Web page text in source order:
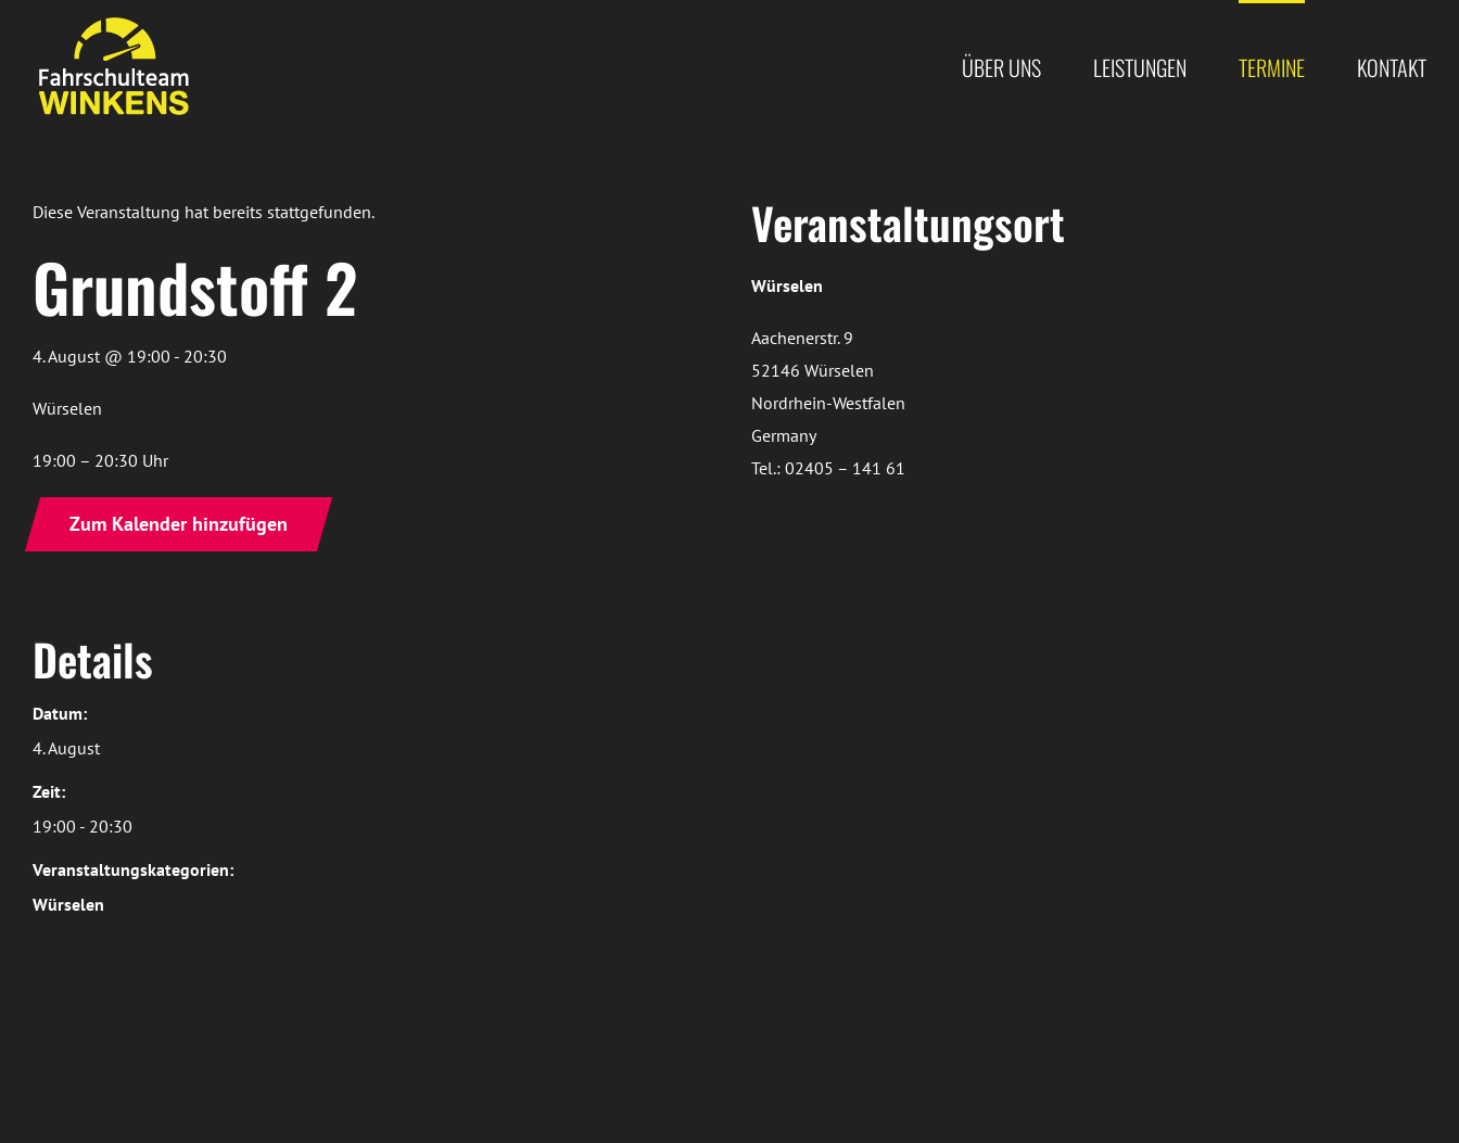
springen
ÜBER UNS LEISTUNGEN TERMINE KONTAKT
Diese Veranstaltung hat bereits stattgefunden.
Grundstoff 2
4. August @ 19:00 - 20:30
Würselen
19:00 – 20:30 Uhr
Zum Kalender hinzufügen
Details
Datum:
4. August
Zeit:
19:00 - 20:30
Veranstaltungskategorien:
Würselen
Veranstaltungsort
Würselen
Aachenerstr. 9
52146 Würselen
Nordrhein-Westfalen
Germany
Tel.: 02405 – 141 61